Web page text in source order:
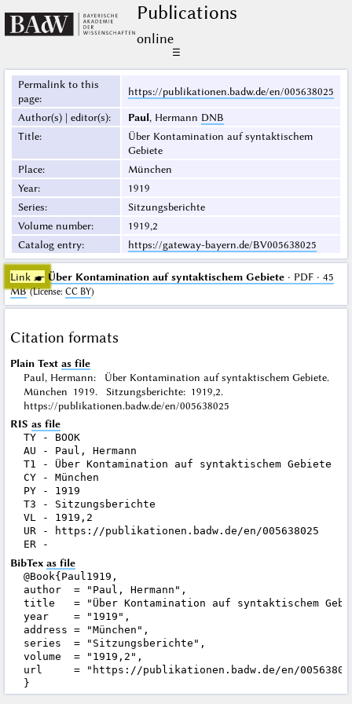
Publications
online
☰
Permalink to this
page:
https://publikationen.badw.de/en/005638025
Author(s) | editor(s): Paul, Hermann DNB
Title:
Über Kontamination auf syntaktischem
Gebiete
Place:
München
Year:
1919
Series:
Sitzungsberichte
Volume number:
1919,2
Catalog entry: https://gateway-bayern.de/BV005638025
Link ☛ Über Kontamination auf syntaktischem Gebiete· PDF · 45
MB (License: CC BY)
Citation formats
Plain Text as file
Paul, Hermann: Über Kontamination auf syntaktischem Gebiete.
München 1919. Sitzungsberichte: 1919,2.
https://publikationen.badw.de/en/005638025
RIS as file
TY - BOOK
AU - Paul, Hermann
T1 - Über Kontamination auf syntaktischem Gebiete
CY - München
PY - 1919
T3 - Sitzungsberichte
VL - 1919,2
UR - https://publikationen.badw.de/en/005638025
BibTex as file
@Book{Paul1919,
author  = "Paul, Hermann",
title   = "Über Kontamination auf syntaktischem
year    = "1919",
address = "München",
series  = "Sitzungsberichte",
volume  = "1919,2",
url     = "https://publikationen.badw.de/en/